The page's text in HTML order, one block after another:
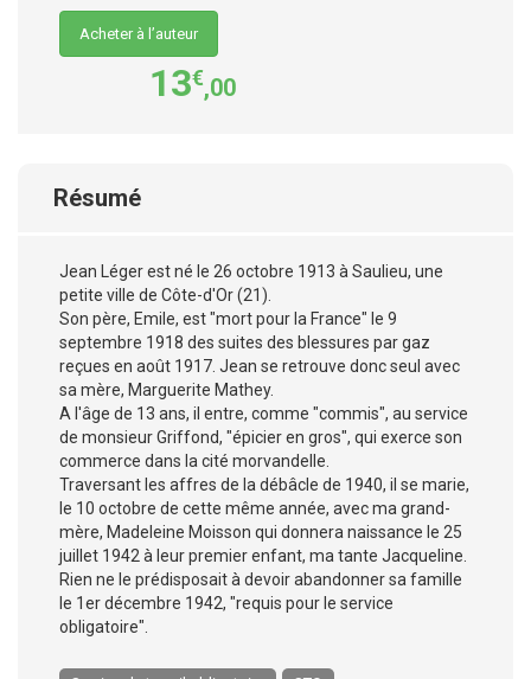
Acheter à l’auteur
13€,00
Résumé
Jean Léger est né le 26 octobre 1913 à Saulieu, une
petite ville de Côte-d'Or (21).
Son père, Emile, est "mort pour la France" le 9
septembre 1918 des suites des blessures par gaz
reçues en août 1917. Jean se retrouve donc seul avec
sa mère, Marguerite Mathey.
A l'âge de 13 ans, il entre, comme "commis", au service
de monsieur Griffond, "épicier en gros", qui exerce son
commerce dans la cité morvandelle.
Traversant les affres de la débâcle de 1940, il se marie,
le 10 octobre de cette même année, avec ma grand-
mère, Madeleine Moisson qui donnera naissance le 25
juillet 1942 à leur premier enfant, ma tante Jacqueline.
Rien ne le prédisposait à devoir abandonner sa famille
le 1er décembre 1942, "requis pour le service
obligatoire".